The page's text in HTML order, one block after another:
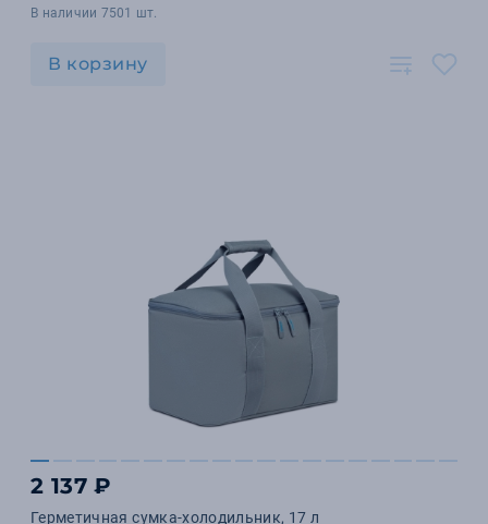
В наличии 7501 шт.
В корзину
2 137 ₽
Герметичная сумка-холодильник, 17 л